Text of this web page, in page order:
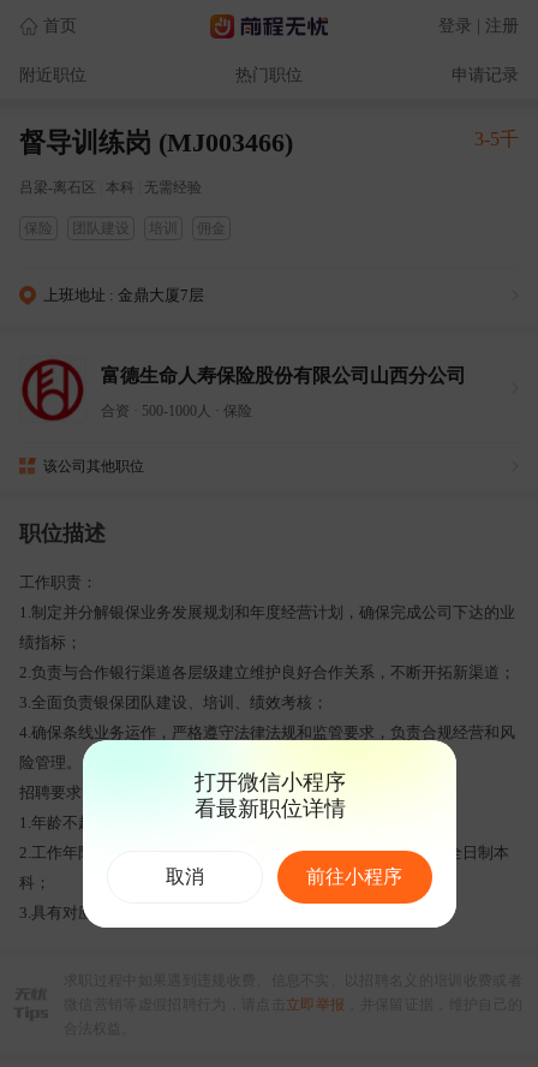
首页 登录 | 注册
附近职位 热门职位 申请记录
督导训练岗 (MJ003466) 3-5千
吕梁-离石区 本科 无需经验
保险 团队建设 培训 佣金
上班地址 : 金鼎大厦7层
富德生命人寿保险股份有限公司山西分公司
合资 500-1000人 保险
该公司其他职位
职位描述
工作职责：
1.制定并分解银保业务发展规划和年度经营计划，确保完成公司下达的业
绩指标；
2.负责与合作银行渠道各层级建立维护良好合作关系，不断开拓新渠道；
3.全面负责银保团队建设、培训、绩效考核；
4.确保条线业务运作，严格遵守法律法规和监管要求，负责合规经营和风
险管理。
招聘要求：
1.年龄不超过40周岁；
2.工作年限超过三年，***学历可为全日制专科；不足三年，为全日制本
科；
3.具有对应条线及拟任职务的工作经验。
立即举报
打开微信小程序
看最新职位详情
取消 前往小程序